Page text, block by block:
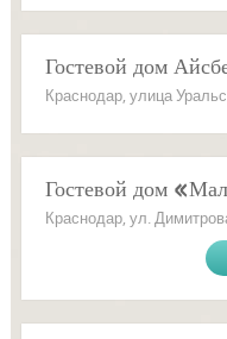
Гостевой дом
Краснодар, улица
Гостевой дом
Краснодар, ул.